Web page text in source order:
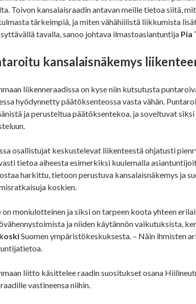
Toivon kansalaisraadin antavan meille tietoa siitä,
tärkeimpiä, ja miten vähähiilistä liikkumista
tavalla, sanoo johtava ilmastoasiantuntija Pia
kansalaisnäkemys
liikenneraadissa on kyse niin kutsutusta
hyödynnetty päätöksenteossa vasta vähän.
ja perusteltua päätöksentekoa, ja soveltuvat
osallistujat keskustelevat liikenteestä ohjatusti
tietoa aiheesta esimerkiksi kuulemalla
harkittu, tietoon perustuva kansalaisnäkemys ja
koskien.
on moniulotteinen ja siksi on tarpeen koota yhteen
ja niiden käytännön vaikutuksista,
Suomen ympäristökeskuksesta. – Näin ihmisten
liitto käsittelee raadin suositukset osana
vastineensa niihin.